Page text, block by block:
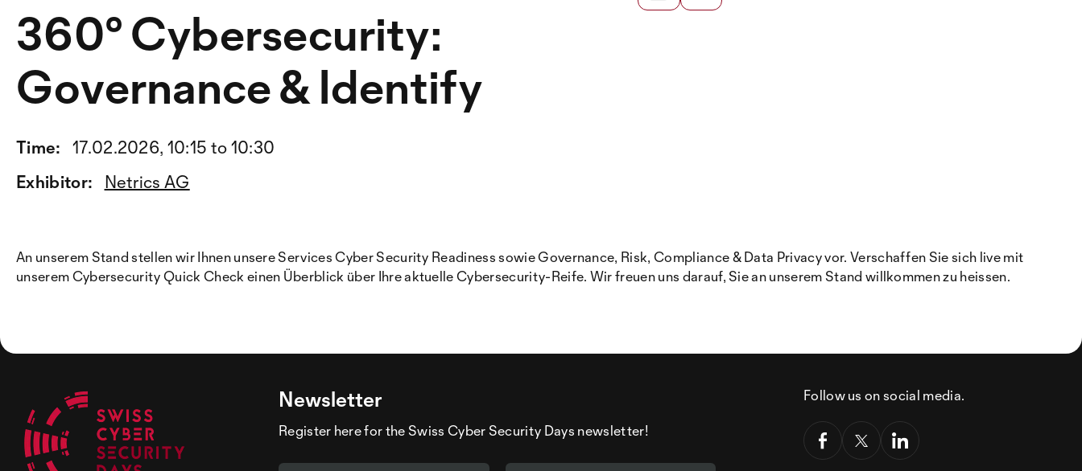
360° Cybersecurity:
Governance & Identify
Time:
17.02.2026, 10:15 to 10:30
Exhibitor:
Netrics AG
An unserem Stand stellen wir Ihnen unsere Services Cyber Security Readiness sowie Governance, Risk, Compliance & Data Privacy vor. Verschaffen Sie sich live mit
unserem Cybersecurity Quick Check einen Überblick über Ihre aktuelle Cybersecurity-Reife. Wir freuen uns darauf, Sie an unserem Stand willkommen zu heissen.
Newsletter
Register here for the Swiss Cyber Security Days newsletter!
Follow us on social media.